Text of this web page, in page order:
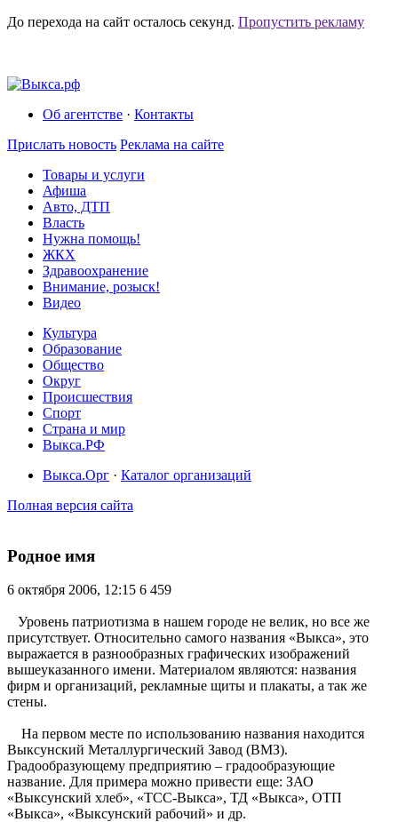
До перехода на сайт осталось секунд. Пропустить рекламу
Об агентстве · Контакты
Прислать новость Реклама на сайте
Товары и услуги
Афиша
Авто, ДТП
Власть
Нужна помощь!
ЖКХ
Здравоохранение
Внимание, розыск!
Видео
Культура
Образование
Общество
Округ
Происшествия
Спорт
Страна и мир
Выкса.РФ
Выкса.Орг · Каталог организаций
Полная версия сайта
Родное имя
6 октября 2006, 12:15 6 459
Уровень патриотизма в нашем городе не велик, но все же
присутствует. Относительно самого названия «Выкса», это
выражается в разнообразных графических изображений
вышеуказанного имени. Материалом являются: названия
фирм и организаций, рекламные щиты и плакаты, а так же
стены.
На первом месте по использованию названия находится
Выксунский Металлургический Завод (ВМЗ).
Градообразующему предприятию – градообразующие
название. Для примера можно привести еще: ЗАО
«Выксунский хлеб», «ТСС-Выкса», ТД «Выкса», ОТП
«Выкса», «Выксунский рабочий» и др.